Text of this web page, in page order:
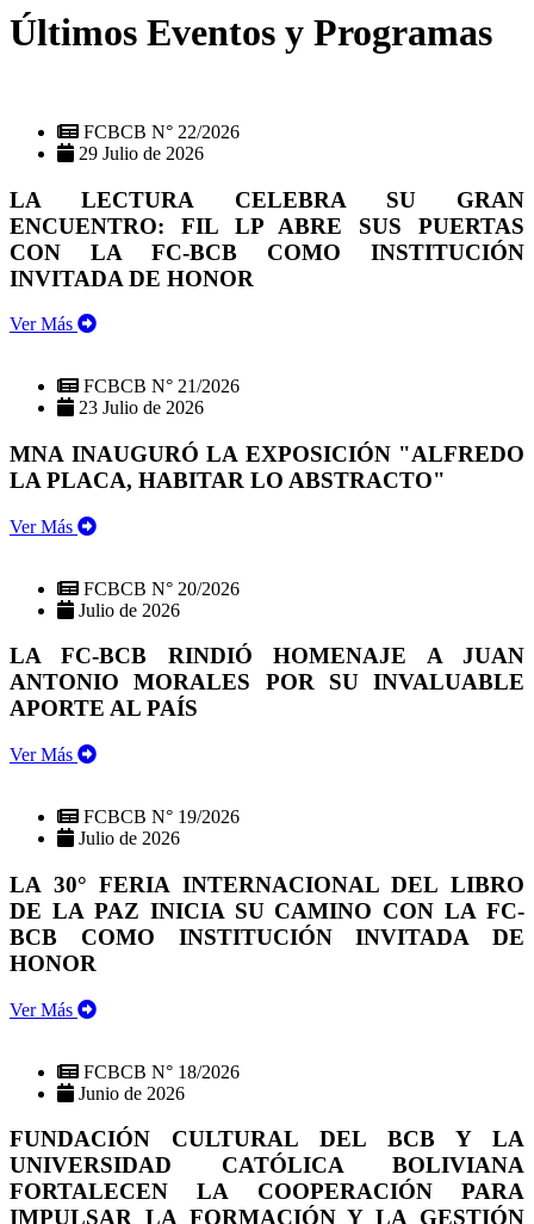
Últimos Eventos y Programas
FCBCB N° 22/2026
29 Julio de 2026
LA LECTURA CELEBRA SU GRAN
ENCUENTRO: FIL LP ABRE SUS PUERTAS
CON LA FC-BCB COMO INSTITUCIÓN
INVITADA DE HONOR
Ver Más
FCBCB N° 21/2026
23 Julio de 2026
MNA INAUGURÓ LA EXPOSICIÓN "ALFREDO
LA PLACA, HABITAR LO ABSTRACTO"
Ver Más
FCBCB N° 20/2026
Julio de 2026
LA FC-BCB RINDIÓ HOMENAJE A JUAN
ANTONIO MORALES POR SU INVALUABLE
APORTE AL PAÍS
Ver Más
FCBCB N° 19/2026
Julio de 2026
LA 30° FERIA INTERNACIONAL DEL LIBRO
DE LA PAZ INICIA SU CAMINO CON LA FC-
BCB COMO INSTITUCIÓN INVITADA DE
HONOR
Ver Más
FCBCB N° 18/2026
Junio de 2026
FUNDACIÓN CULTURAL DEL BCB Y LA
UNIVERSIDAD CATÓLICA BOLIVIANA
FORTALECEN LA COOPERACIÓN PARA
IMPULSAR LA FORMACIÓN Y LA GESTIÓN